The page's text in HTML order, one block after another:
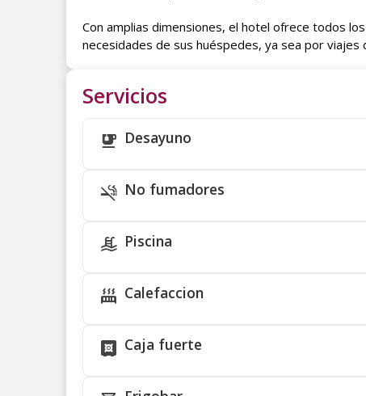
Con amplias dimensiones, el hotel ofrece todos
necesidades de sus huéspedes, ya sea por viajes
Servicios
Desayuno
No fumadores
Piscina
Calefaccion
Caja fuerte